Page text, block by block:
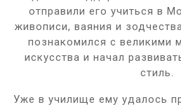
отправили его учиться в
живописи, ваяния и
познакомился с великими
искусства и начал
стиль.
Уже в училище ему удалось